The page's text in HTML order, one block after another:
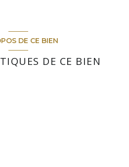
DE CE BIEN
DE CE BIEN